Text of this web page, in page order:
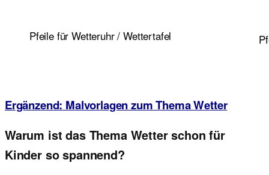
Pfeile für Wetteruhr / Wettertafel
Ergänzend: Malvorlagen zum Thema Wetter
Warum ist das Thema Wetter schon für
Kinder so spannend?